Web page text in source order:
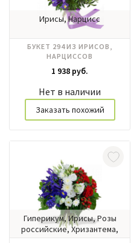
Ирисы, Нарцисс
БУКЕТ 294 ИЗ ИРИСОВ,
НАРЦИССОВ
1 938 руб.
Нет в наличии
Заказать похожий
Гиперикум, Ирисы, Розы
российские, Хризантема,